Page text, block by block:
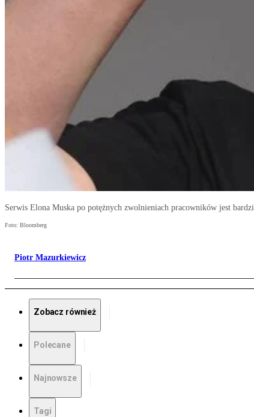
Serwis Elona Muska po potężnych zwolnieniach pracowników jest
Foto: Bloomberg
Piotr Mazurkiewicz
Zobacz również
Polecane
Najnowsze
Tagi